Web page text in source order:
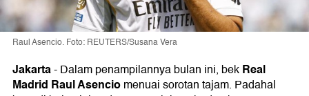
Raul Asencio. Foto: REUTERS/Susana Vera
Jakarta-Dalam penampilannya bulan ini, bekReal
Madrid Raul Asenciomenuai sorotan tajam. Padahal